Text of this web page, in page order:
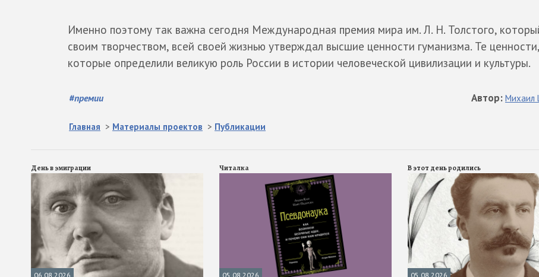
Именно поэтому так важна сегодня Международная премия мира им. Л. Н. Толстого,
своим творчеством, всей своей жизнью утверждал высшие ценности гуманизма. Те ценности,
которые определили великую роль России в истории человеческой цивилизации и культуры.
#премии Автор: Михаил
Главная > Материалы проектов > Публикации
День в эмиграции
06.08.2026
Читалка
05.08.2026
В этот день родились
05.08.2026